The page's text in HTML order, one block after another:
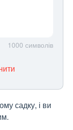
1000 символів
садку, і ви